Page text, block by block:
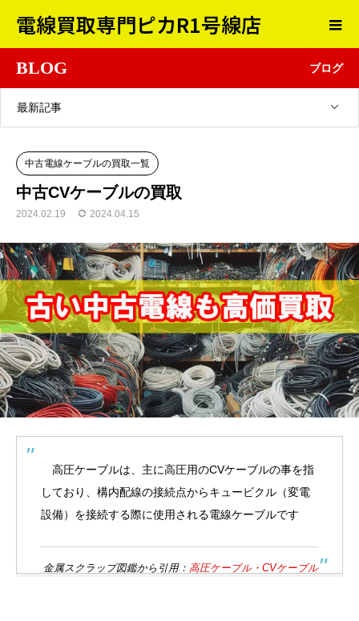
電線買取専門ピカR1号線店
BLOG ブログ
最新記事
中古電線ケーブルの買取一覧
中古CVケーブルの買取
2024.02.19 2024.04.15
高圧ケーブルは、主に高圧用のCVケーブルの事を指
しており、構内配線の接続点からキュービクル（変電
設備）を接続する際に使用される電線ケーブルです
金属スクラップ図鑑から引用： 高圧ケーブル・CVケーブル